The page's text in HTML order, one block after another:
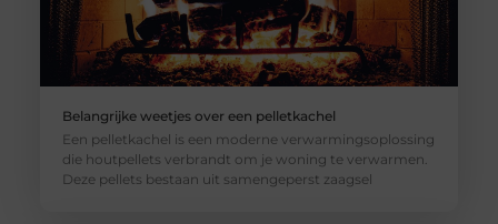
Belangrijke weetjes over een pelletkachel
Een pelletkachel is een moderne verwarmingsoplossing
die houtpellets verbrandt om je woning te verwarmen.
Deze pellets bestaan uit samengeperst zaagsel